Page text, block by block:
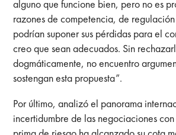
alguno que funcione bien, pero no es
razones de competencia, de
podrían suponer sus pérdidas para el
creo que sean adecuados. Sin
dogmáticamente, no encuentro
sostengan esta propuesta”.
Por último, analizó el panorama
incertidumbre de las negociaciones